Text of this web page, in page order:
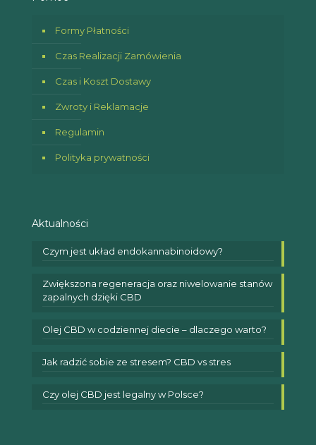
Formy Płatności
Czas Realizacji Zamówienia
Czas i Koszt Dostawy
Zwroty i Reklamacje
Regulamin
Polityka prywatności
Aktualności
Czym jest układ endokannabinoidowy?
Zwiększona regeneracja oraz niwelowanie stanów
zapalnych dzięki CBD
Olej CBD w codziennej diecie – dlaczego warto?
Jak radzić sobie ze stresem? CBD vs stres
Czy olej CBD jest legalny w Polsce?